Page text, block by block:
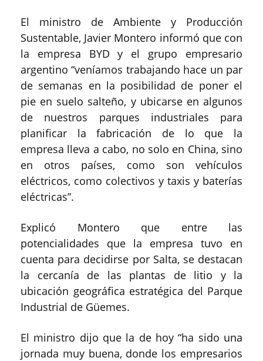
El ministro de Ambiente y Producción
Sustentable, Javier Montero informó que con
la empresa BYD y el grupo empresario
argentino “veníamos trabajando hace un par
de semanas en la posibilidad de poner el
pie en suelo salteño, y ubicarse en algunos
de nuestros parques industriales para
planificar la fabricación de lo que la
empresa lleva a cabo, no solo en China, sino
en otros países, como son vehículos
eléctricos, como colectivos y taxis y baterías
eléctricas”.
Explicó Montero que entre las
potencialidades que la empresa tuvo en
cuenta para decidirse por Salta, se destacan
la cercanía de las plantas de litio y la
ubicación geográfica estratégica del Parque
Industrial de Güemes.
El ministro dijo que la de hoy “ha sido una
jornada muy buena, donde los empresarios